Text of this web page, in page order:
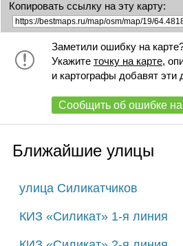
Копировать ссылку на эту карту:
Заметили ошибку на
Укажите точку на карте,
и картографы добавят эти
Сообщить об ошибке на
Ближайшие улицы
улица Силикатчиков
КИЗ «Силикат» 1-я линия